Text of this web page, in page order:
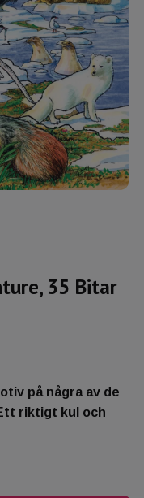
35 Bitar
på några av de
riktigt kul och